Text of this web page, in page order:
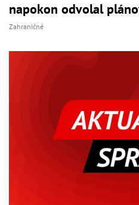
napokon odvolal
Zahraničné